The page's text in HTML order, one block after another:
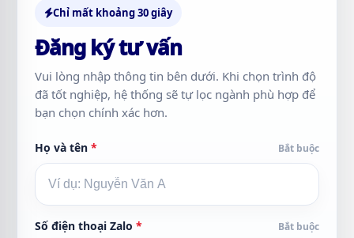
Chỉ mất khoảng 30 giây
Đăng ký tư vấn
Vui lòng nhập thông tin bên dưới. Khi chọn trình độ
đã tốt nghiệp, hệ thống sẽ tự lọc ngành phù hợp để
bạn chọn chính xác hơn.
Họ và tên * Bắt buộc
Số điện thoại Zalo * Bắt buộc